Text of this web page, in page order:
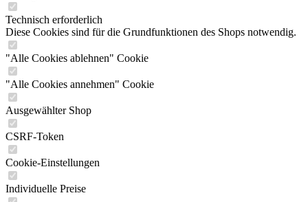
Technisch erforderlich
Diese Cookies sind für die Grundfunktionen des Shops notwendig.
"Alle Cookies ablehnen" Cookie
"Alle Cookies annehmen" Cookie
Ausgewählter Shop
CSRF-Token
Cookie-Einstellungen
Individuelle Preise